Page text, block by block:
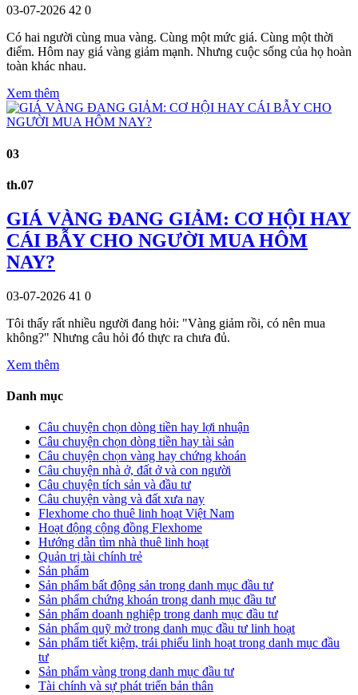
03-07-2026 42 0
Có hai người cùng mua vàng. Cùng một mức giá. Cùng một thời
điểm. Hôm nay giá vàng giảm mạnh. Nhưng cuộc sống của họ hoàn
toàn khác nhau.
Xem thêm
03
th.07
GIÁ VÀNG ĐANG GIẢM: CƠ HỘI HAY
CÁI BẪY CHO NGƯỜI MUA HÔM
NAY?
03-07-2026 41 0
Tôi thấy rất nhiều người đang hỏi: "Vàng giảm rồi, có nên mua
không?" Nhưng câu hỏi đó thực ra chưa đủ.
Xem thêm
Danh mục
Câu chuyện chọn dòng tiền hay lợi nhuận
Câu chuyện chọn dòng tiền hay tài sản
Câu chuyện chọn vàng hay chứng khoán
Câu chuyện nhà ở, đất ở và con người
Câu chuyện tích sản và đầu tư
Câu chuyện vàng và đất xưa nay
Flexhome cho thuê linh hoạt Việt Nam
Hoạt động cộng đồng Flexhome
Hướng dẫn tìm nhà thuê linh hoạt
Quản trị tài chính trẻ
Sản phẩm
Sản phẩm bất động sản trong danh mục đầu tư
Sản phẩm chứng khoán trong danh mục đầu tư
Sản phẩm doanh nghiệp trong danh mục đầu tư
Sản phẩm quỹ mở trong danh mục đầu tư linh hoạt
Sản phẩm tiết kiệm, trái phiếu linh hoạt trong danh mục đầu
tư
Sản phẩm vàng trong danh mục đầu tư
Tài chính và sự phát triển bản thân